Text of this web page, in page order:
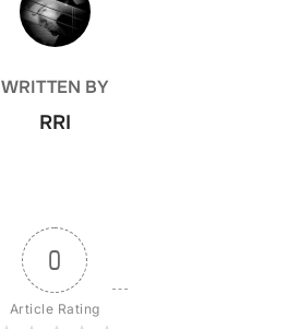
WRITTEN BY
RRI
0
Article Rating